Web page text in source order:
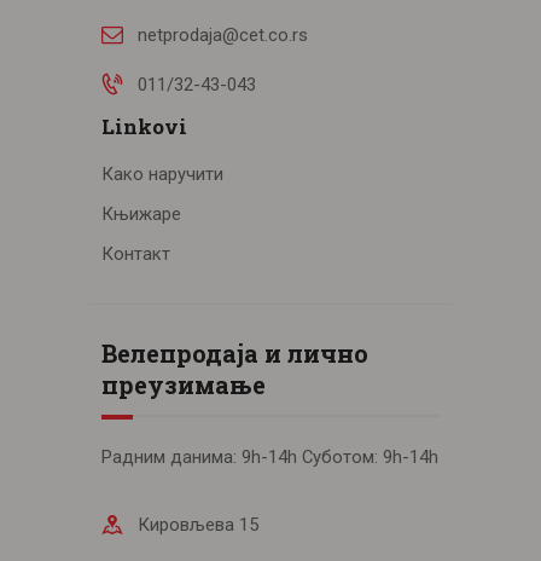
netprodaja@cet.co.rs
011/32-43-043
Linkovi
Како наручити
Књижаре
Контакт
Велепродаја и лично
преузимање
Радним данима: 9h-14h Суботом: 9h-14h
Кировљева 15